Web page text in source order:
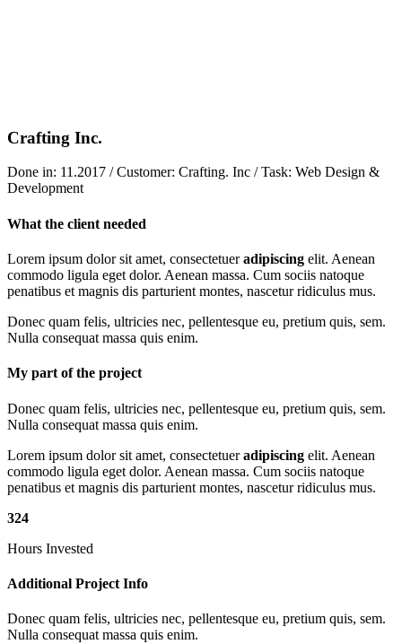
Crafting Inc.
Done in: 11.2017 / Customer: Crafting. Inc / Task: Web Design &
Development
What the client needed
Lorem ipsum dolor sit amet, consectetueradipiscing elit. Aenean
commodo ligula eget dolor. Aenean massa. Cum sociis natoque
penatibus et magnis dis parturient montes, nascetur ridiculus mus.
Donec quam felis, ultricies nec, pellentesque eu, pretium quis, sem.
Nulla consequat massa quis enim.
My part of the project
Donec quam felis, ultricies nec, pellentesque eu, pretium quis, sem.
Nulla consequat massa quis enim.
Lorem ipsum dolor sit amet, consectetueradipiscing elit. Aenean
commodo ligula eget dolor. Aenean massa. Cum sociis natoque
penatibus et magnis dis parturient montes, nascetur ridiculus mus.
324
Hours Invested
Additional Project Info
Donec quam felis, ultricies nec, pellentesque eu, pretium quis, sem.
Nulla consequat massa quis enim.